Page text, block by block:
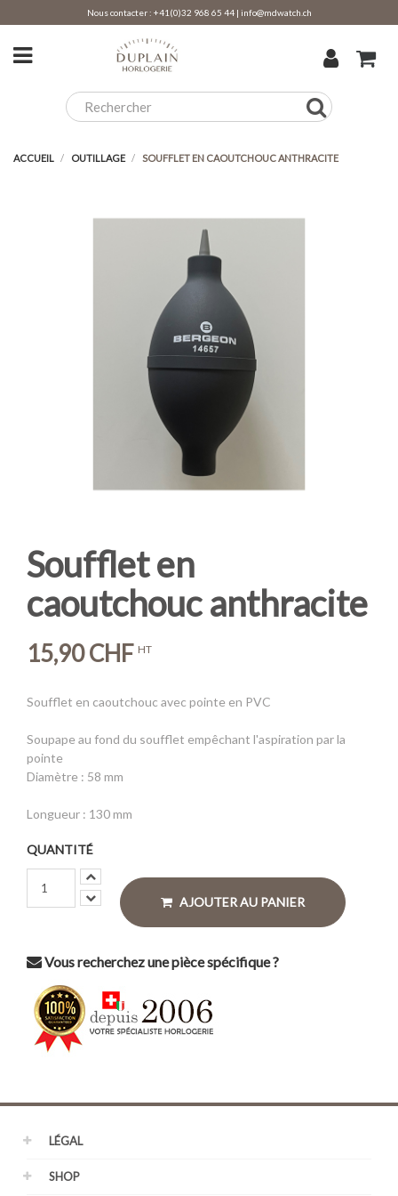
Nous contacter : +41(0)32 968 65 44| info@mdwatch.ch
ACCUEIL OUTILLAGE SOUFFLET EN CAOUTCHOUC ANTHRACITE
Soufflet en
caoutchouc anthracite
15,90 CHF HT
Soufflet en caoutchouc avec pointe en PVC
Soupape au fond du soufflet empêchant l'aspiration par la
pointe
Diamètre : 58 mm
Longueur : 130 mm
QUANTITÉ
AJOUTER AU PANIER
Vous recherchez une pièce spécifique ?
LÉGAL
SHOP